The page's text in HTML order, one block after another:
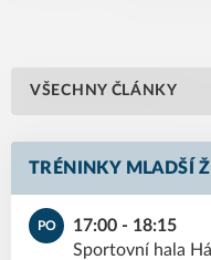
VŠECHNY ČLÁNKY
TRÉNINKY MLADŠÍ
PO
17:00 - 18:15
Sportovní hala